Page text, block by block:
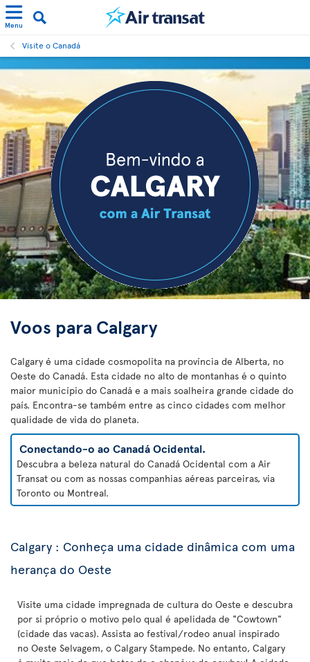
Menu
Visite o Canadá
Voos para Calgary
Calgary é uma cidade cosmopolita na província de Alberta, no
Oeste do Canadá. Esta cidade no alto de montanhas é o quinto
maior município do Canadá e a mais soalheira grande cidade do
país. Encontra-se também entre as cinco cidades com melhor
qualidade de vida do planeta.
Conectando-o ao Canadá Ocidental.
Descubra a beleza natural do Canadá Ocidental com a Air
Transat ou com as nossas companhias aéreas parceiras, via
Toronto ou Montreal.
Calgary : Conheça uma cidade dinâmica com uma
herança do Oeste
Visite uma cidade impregnada de cultura do Oeste e descubra
por si próprio o motivo pelo qual é apelidada de "Cowtown"
(cidade das vacas). Assista ao festival/rodeo anual inspirado
no Oeste Selvagem, o Calgary Stampede. No entanto, Calgary